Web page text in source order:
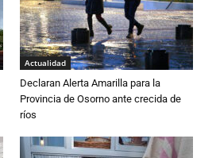
Actualidad
Declaran Alerta Amarilla para la
Provincia de Osorno ante crecida de
ríos